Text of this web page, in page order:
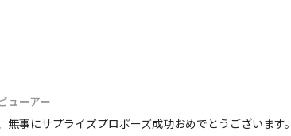
ューアー
無事にサプライズプロポーズ成功おめでとうございます。